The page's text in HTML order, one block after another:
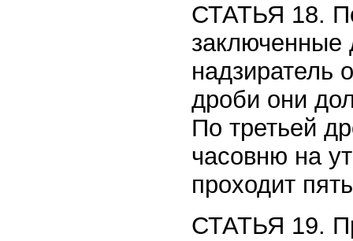
СТАТЬЯ 18.
заключенные
надзиратель
дроби они
По третьей
часовню на
проходит
СТАТЬЯ 19.